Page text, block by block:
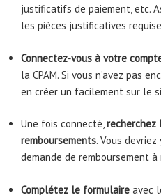
justificatifs de paiement, etc.
les pièces justificatives
Connectez-vous à votre
la CPAM. Si vous n’avez pas
en créer un facilement sur le
Une fois connecté,recherchez
remboursements. Vous
demande de remboursement
Complétez le formulaire avec